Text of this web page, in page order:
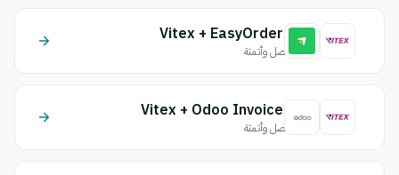
Vitex + EasyOrders
اتصل وأتمتة
Vitex + Odoo Invoices
اتصل وأتمتة